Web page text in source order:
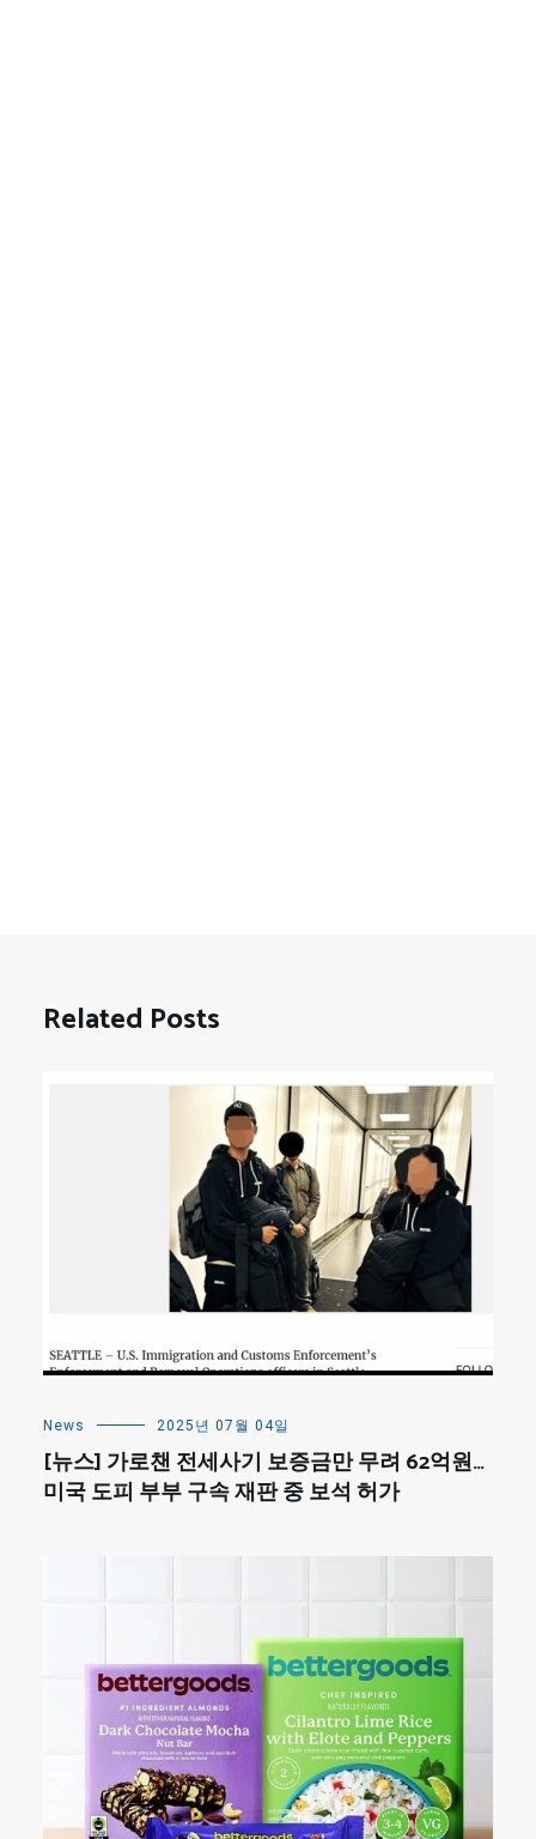
Related Posts
News 2025년 07월 04일
[뉴스] 가로챈 전세사기 보증금만 무려 62억원…
미국 도피 부부 구속 재판 중 보석 허가